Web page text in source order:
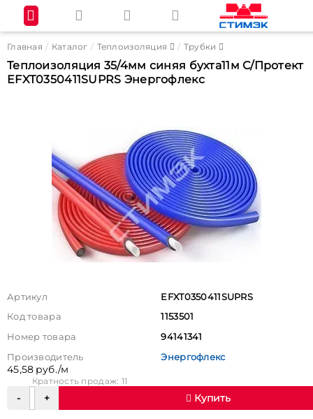
Главная Каталог Теплоизоляция Трубки
Теплоизоляция 35/4мм синяя бухта11м С/Протект
EFXT0350411SUPRS Энергофлекс
Артикул
EFXT0350411SUPRS
Код товара
1153501
Номер товара
94141341
Производитель
Энергофлекс
45,58 руб./м
Кратность продаж: 11
Купить